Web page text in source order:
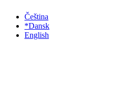
Čeština
*Dansk
English